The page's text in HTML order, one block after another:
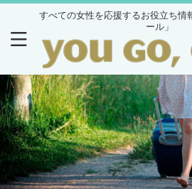
すべての女性を応援するお役立ち情
ール」